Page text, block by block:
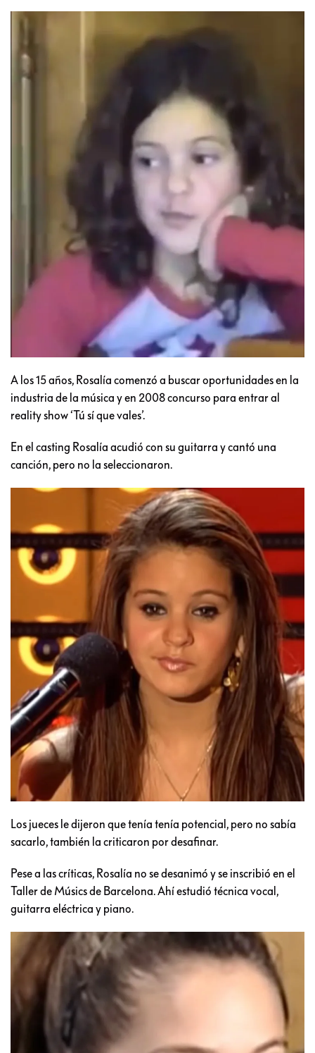
A los 15 años, Rosalía comenzó a buscar oportunidades en la
industria de la música y en 2008 concurso para entrar al
reality show ‘Tú sí que vales’.
En el casting Rosalía acudió con su guitarra y cantó una
canción, pero no la seleccionaron.
Los jueces le dijeron que tenía tenía potencial, pero no sabía
sacarlo, también la criticaron por desafinar.
Pese a las críticas, Rosalía no se desanimó y se inscribió en el
Taller de Músics de Barcelona. Ahí estudió técnica vocal,
guitarra eléctrica y piano.